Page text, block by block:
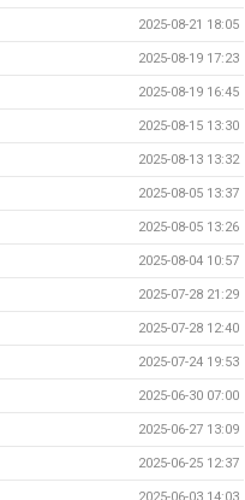
2025-08-21 18:05
2025-08-19 17:23
2025-08-19 16:45
2025-08-15 13:30
2025-08-13 13:32
2025-08-05 13:37
2025-08-05 13:26
2025-08-04 10:57
2025-07-28 21:29
2025-07-28 12:40
2025-07-24 19:53
2025-06-30 07:00
2025-06-27 13:09
2025-06-25 12:37